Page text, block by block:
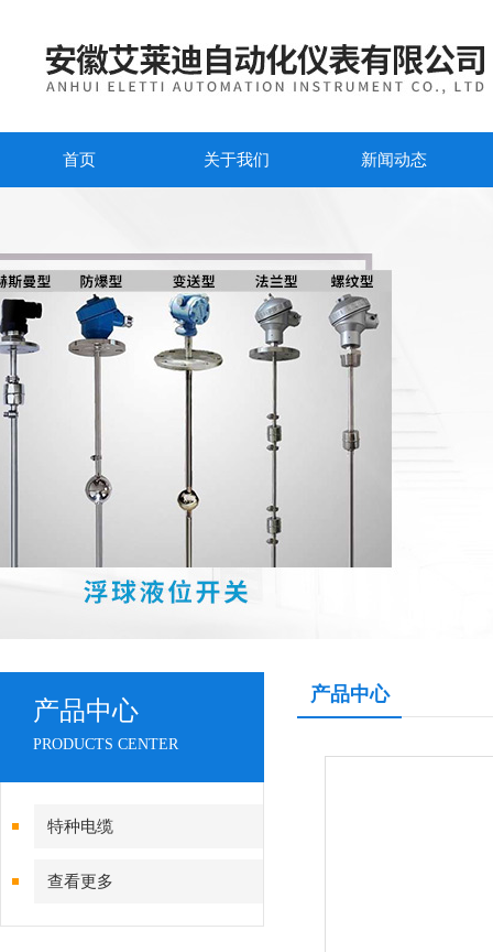
首页 关于我们 新闻动态
产品中心
PRODUCTS CENTER
特种电缆
查看更多
产品中心